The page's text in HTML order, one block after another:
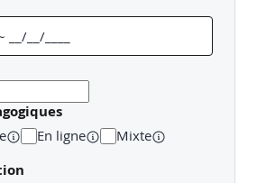
et comment les candidats
(3h)
et sources disponibles pour le
canaux de diffusion
attractive
concurrents pour attirer de
En ligne
Mixte